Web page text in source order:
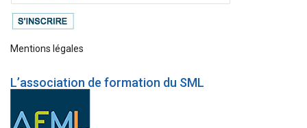
Mentions légales
L’association de formation du SML